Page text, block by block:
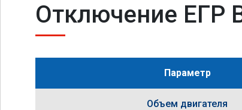
Отключение ЕГР
Параметр
Объем двигателя